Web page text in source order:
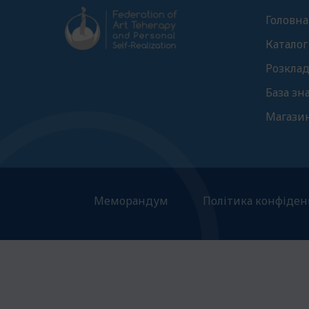
Головна
Каталог
База
Меморандум Політика